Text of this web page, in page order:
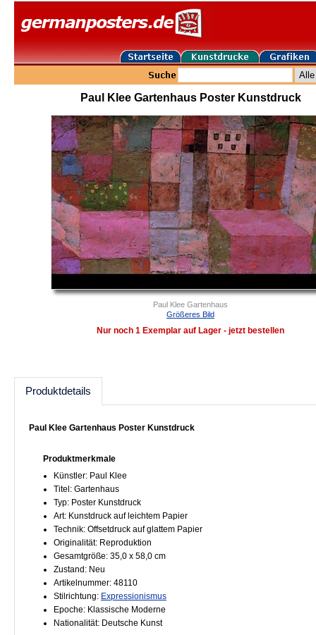
Paul Klee Gartenhaus Poster Kunstdruck
Paul Klee Gartenhaus
Größeres Bild
Nur noch 1 Exemplar auf Lager - jetzt bestellen
Produktdetails
Paul Klee Gartenhaus Poster Kunstdruck
Produktmerkmale
Künstler: Paul Klee
Titel: Gartenhaus
Typ: Poster Kunstdruck
Art: Kunstdruck auf leichtem Papier
Technik: Offsetdruck auf glattem Papier
Originalität: Reproduktion
Gesamtgröße: 35,0 x 58,0 cm
Zustand: Neu
Artikelnummer: 48110
Stilrichtung: Expressionismus
Epoche: Klassische Moderne
Nationalität: Deutsche Kunst